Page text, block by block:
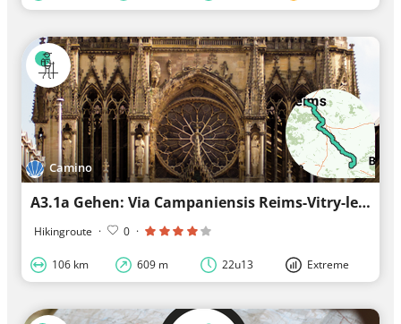
Camino
A3.1a Gehen: Via Campaniensis Reims-Vitry-le-François
Hikingroute · 0 ·
106 km 609 m 22u13 Extreme